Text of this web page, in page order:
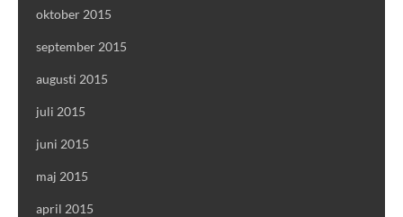
oktober 2015
september 2015
augusti 2015
juli 2015
juni 2015
maj 2015
april 2015